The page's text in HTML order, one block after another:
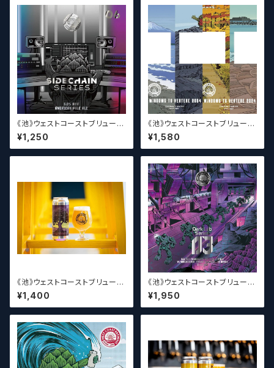
《池》ウェストコーストブリューイ
ング / West Coast ( WCB ) S
idechain Series 06【クラフト
ビール】
¥1,250
《池》ウェストコーストブリューイ
ング / West Coast ( WCB )
Windows to VERTERE 202
4【クラフトビール】
¥1,580
《池》ウェストコーストブリューイ
ング / West Coast ( WCB ) T
he Lupulin Tree【クラフトビー
ル】
¥1,400
《池》ウェストコーストブリューイ
ング / West Coast ( WCB ) D
ark Lab Series 03【クラフト
ビール】
¥1,950